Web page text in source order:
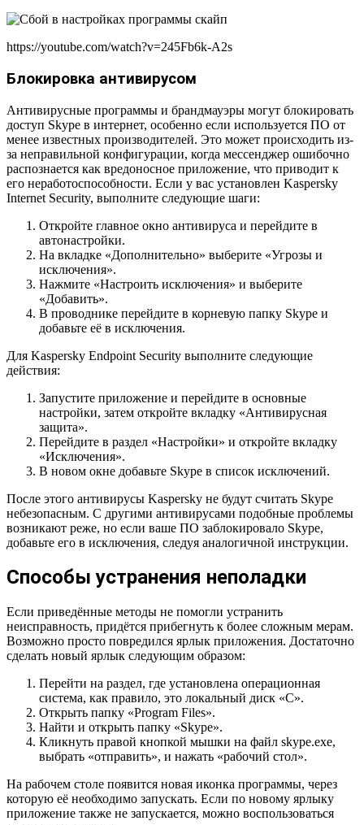
https://youtube.com/watch?v=245Fb6k-A2s
Блокировка антивирусом
Антивирусные программы и брандмауэры могут блокировать
доступ Skype в интернет, особенно если используется ПО от
менее известных производителей. Это может происходить из-
за неправильной конфигурации, когда мессенджер ошибочно
распознается как вредоносное приложение, что приводит к
его неработоспособности. Если у вас установлен Kaspersky
Internet Security, выполните следующие шаги:
Откройте главное окно антивируса и перейдите в
автонастройки.
На вкладке «Дополнительно» выберите «Угрозы и
исключения».
Нажмите «Настроить исключения» и выберите
«Добавить».
В проводнике перейдите в корневую папку Skype и
добавьте её в исключения.
Для Kaspersky Endpoint Security выполните следующие
действия:
Запустите приложение и перейдите в основные
настройки, затем откройте вкладку «Антивирусная
защита».
Перейдите в раздел «Настройки» и откройте вкладку
«Исключения».
В новом окне добавьте Skype в список исключений.
После этого антивирусы Kaspersky не будут считать Skype
небезопасным. С другими антивирусами подобные проблемы
возникают реже, но если ваше ПО заблокировало Skype,
добавьте его в исключения, следуя аналогичной инструкции.
Способы устранения неполадки
Если приведённые методы не помогли устранить
неисправность, придётся прибегнуть к более сложным мерам.
Возможно просто повредился ярлык приложения. Достаточно
сделать новый ярлык следующим образом:
Перейти на раздел, где установлена операционная
система, как правило, это локальный диск «C».
Открыть папку «Program Files».
Найти и открыть папку «Skype».
Кликнуть правой кнопкой мышки на файл skype.exe,
выбрать «отправить», и нажать «рабочий стол».
На рабочем столе появится новая иконка программы, через
которую её необходимо запускать. Если по новому ярлыку
приложение также не запускается, можно воспользоваться